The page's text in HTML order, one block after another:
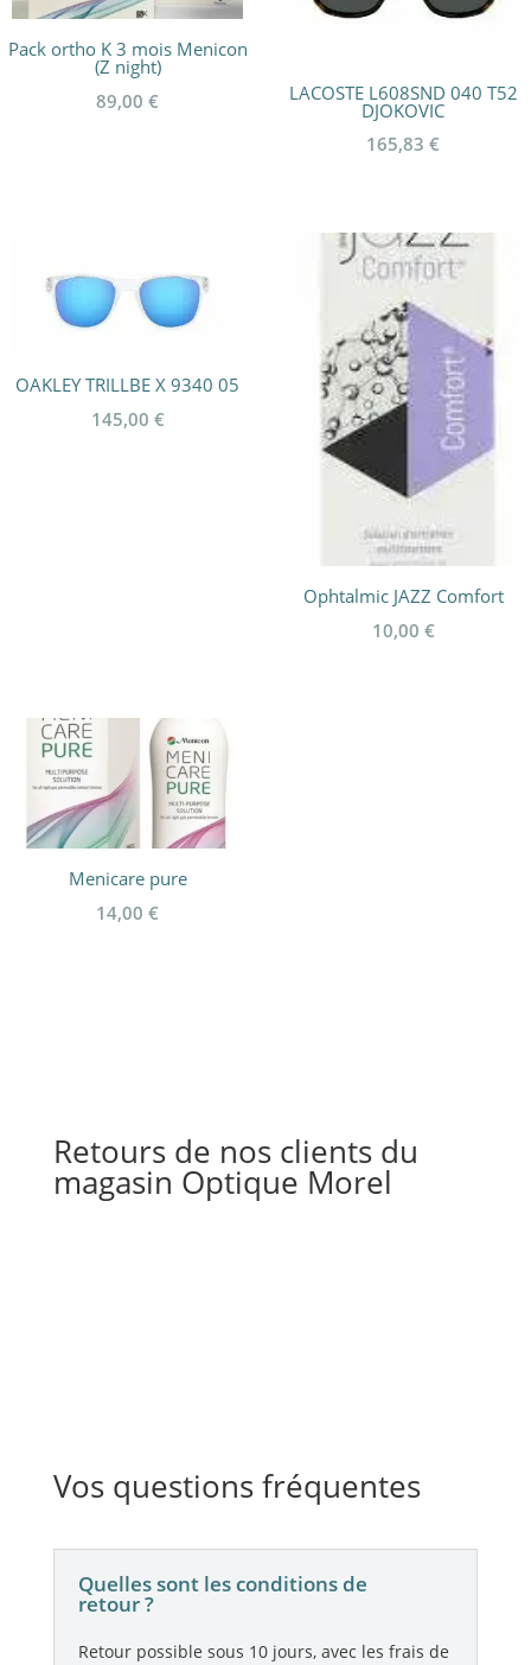
Pack ortho K 3 mois Menicon
(Z night)
89,00€ LACOSTE L608SND 040 T52
DJOKOVIC
165,83€
OAKLEY TRILLBE X 9340 05
145,00 €
Ophtalmic JAZZ Comfort
10,00 €
Menicare pure
14,00€
Retours de nos clients du
magasin Optique Morel
Vos questions fréquentes
Quelles sont les conditions de
retour ?
Retour possible sous 10 jours, avec les frais de